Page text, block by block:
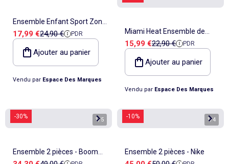
Ensemble Enfant Sport Zone
Tokyo
Prix de vente
17,99 €Prix de référence
24,90 € PDR
Ajouter au panier
Vendu par Espace Des Marques
Miami Heat Ensemble de
basketball Enfant Sport
Zone
Prix de vente
15,99 €Prix de référence
22,90 € PDR
Ajouter au panier
Vendu par Espace Des Marques
-30% 1/5
Ensemble 2 pièces - Boom
-10% 1/4
Ensemble 2 pièces - Nike